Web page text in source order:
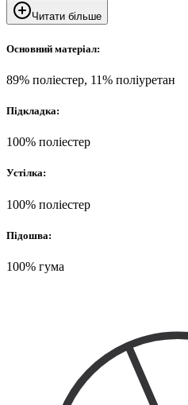
Читати більше
Основний матеріал:
89% поліестер, 11% поліуретан
Підкладка:
100% поліестер
Устілка:
100% поліестер
Підошва:
100% гума